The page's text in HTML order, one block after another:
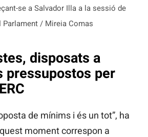
se a Salvador Illa a la sessió de
Parlament / Mireia Comas
disposats a
pressupostos per
de mínims i és un tot”, ha
moment correspon a